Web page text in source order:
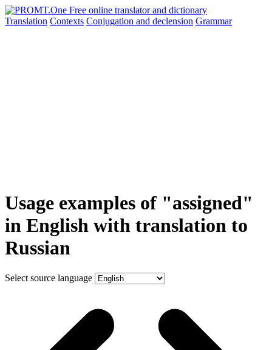
Translation Contexts Conjugation and declension Grammar
Usage examples of "assigned"
in English with translation to
Russian
Select source language